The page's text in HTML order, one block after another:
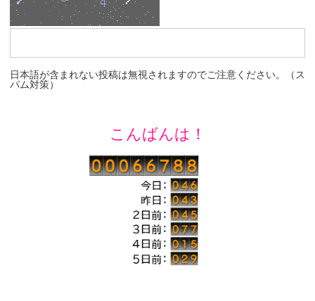
日本語が含まれない投稿は無視されますのでご注意ください。（ス
パム対策）
こんばんは！